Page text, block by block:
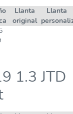
Llanta
original
Llanta
1.3 JTD